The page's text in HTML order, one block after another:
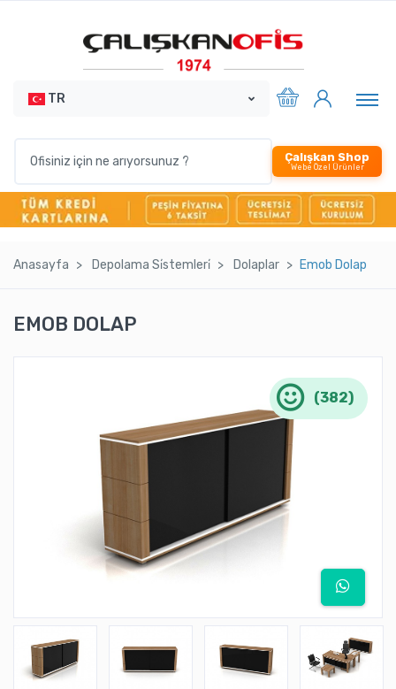
TR
Çalışkan Shop
Webe Özel Ürünler
Anasayfa Depolama Si̇stemleri̇ Dolaplar Emob Dolap
EMOB DOLAP
(382)